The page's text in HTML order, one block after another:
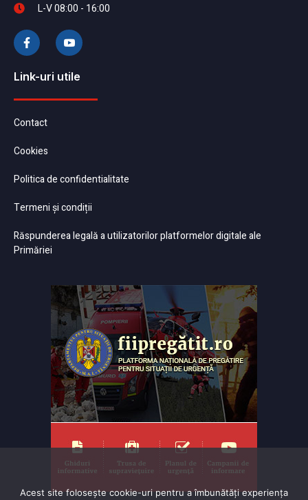
L-V 08:00 - 16:00
Link-uri utile
Contact
Cookies
Politica de confidentialitate
Termeni și condiții
Răspunderea legală a utilizatorilor platformelor digitale ale
Primăriei
Acest site folosește cookie-uri pentru a îmbunătăți experiența